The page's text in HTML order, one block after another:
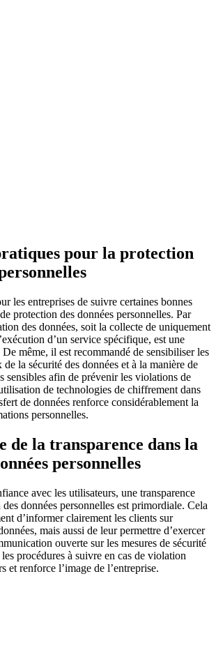
pour la protection
les entreprises de suivre certaines bonnes
protection des données personnelles. Par
des données, soit la collecte de uniquement
d’un service spécifique, est une
même, il est recommandé de sensibiliser les
la sécurité des données et à la manière de
sensibles afin de prévenir les violations de
de technologies de chiffrement dans
de données renforce considérablement la
personnelles.
de la transparence dans la
personnelles
avec les utilisateurs, une transparence
données personnelles est primordiale. Cela
d’informer clairement les clients sur
mais aussi de leur permettre d’exercer
ouverte sur les mesures de sécurité
procédures à suivre en cas de violation
et renforce l’image de l’entreprise.